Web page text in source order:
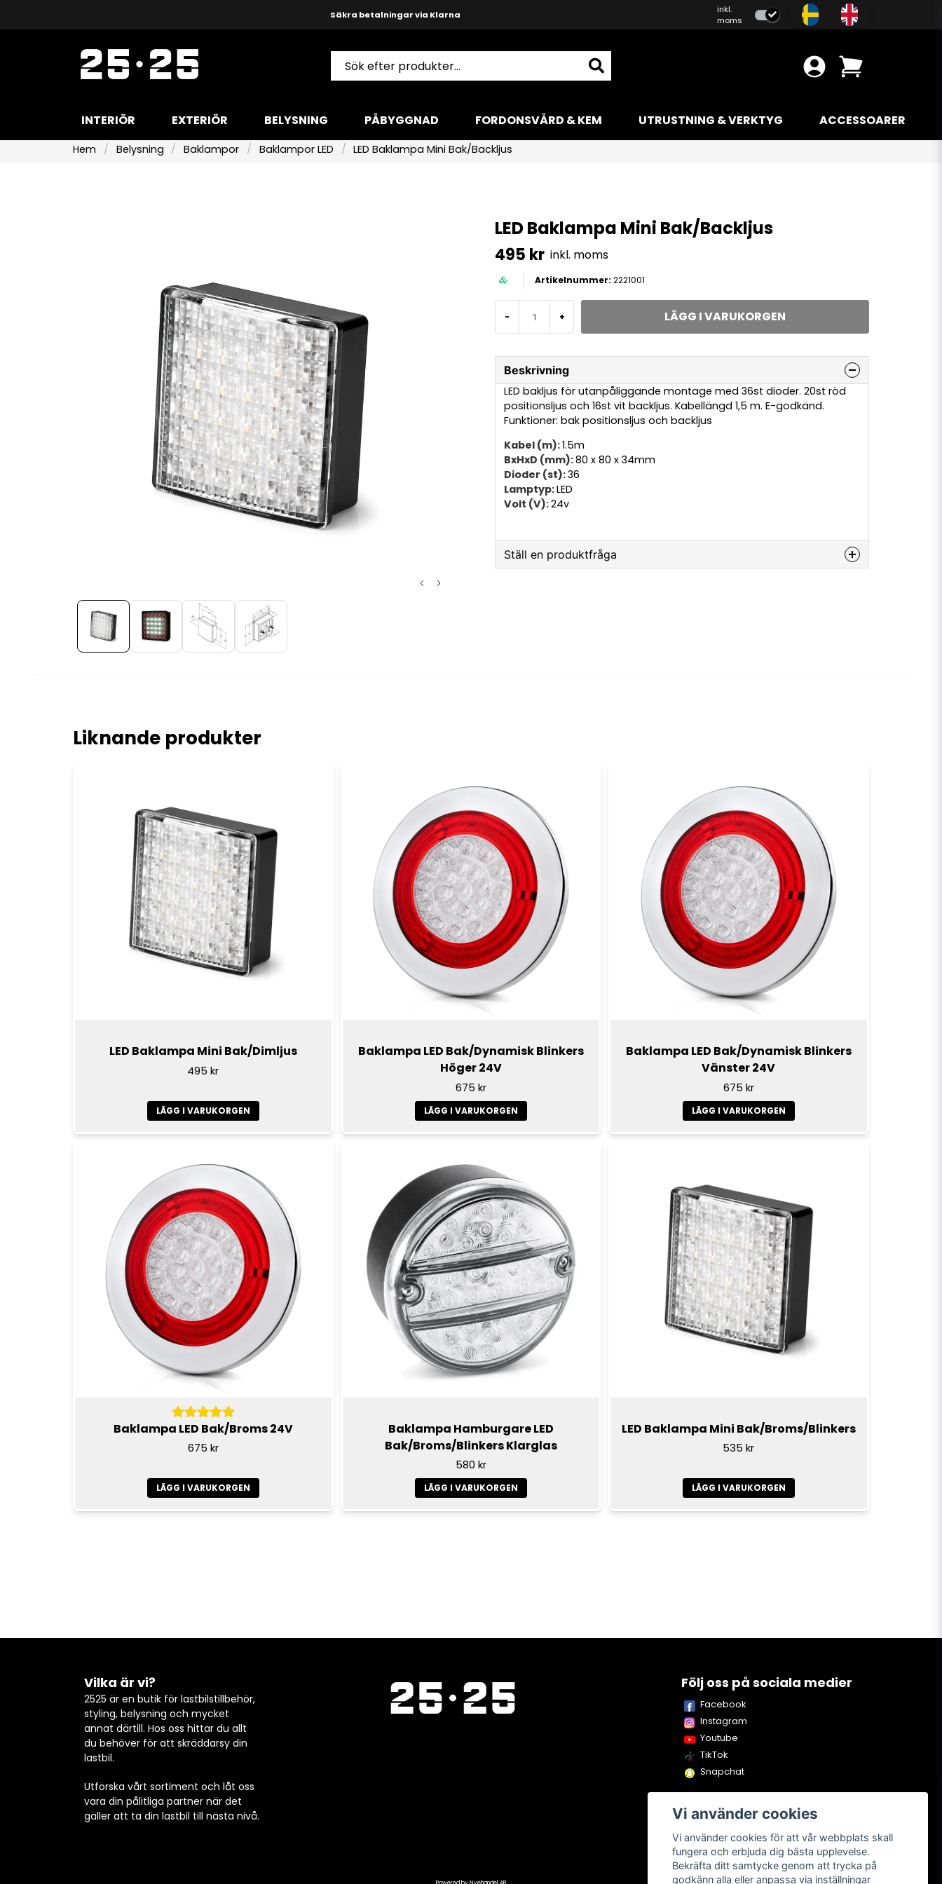
Snabba leveranser med DHL
Produktkunnig och hjälpsam support
inkl.
moms
INTERIÖR EXTERIÖR BELYSNING PÅBYGGNAD FORDONSVÅRD & KEM UTRUSTNING & VERKTYG ACCESSOARER
Hem Belysning Baklampor Baklampor LED LED Baklampa Mini Bak/Backljus
LED Baklampa Mini Bak/Backljus
495 kr inkl. moms
2221001
- + LÄGG I VARUKORGEN
Beskrivning
LED bakljus för utanpåliggande montage med 36st dioder. 20st röd
positionsljus och 16st vit backljus. Kabellängd 1,5 m. E-godkänd.
Funktioner: bak positionsljus och backljus
Kabel (m):1.5m
BxHxD (mm):80 x 80 x 34mm
Dioder (st):36
Lamptyp:LED
Volt (V):24v
Ställ en produktfråga
Skicka fråga
Liknande produkter
LED Baklampa Mini Bak/Dimljus
495 kr
LÄGG I VARUKORGEN
Baklampa LED Bak/Dynamisk Blinkers
Höger 24V
675 kr
LÄGG I VARUKORGEN
Baklampa LED Bak/Dynamisk Blinkers
Vänster 24V
675 kr
LÄGG I VARUKORGEN
Baklampa LED Bak/Broms 24V
675 kr
LÄGG I VARUKORGEN
Baklampa Hamburgare LED
Bak/Broms/Blinkers Klarglas
580 kr
LÄGG I VARUKORGEN
LED Baklampa Mini Bak/Broms/Blinkers
535 kr
LÄGG I VARUKORGEN
Vilka är vi?
2525 är en butik för lastbilstillbehör,
styling, belysning och mycket
annat därtill. Hos oss hittar du allt
du behöver för att skräddarsy din
lastbil.
Utforska vårt sortiment och låt oss
vara din pålitliga partner när det
gäller att ta din lastbil till nästa nivå.
Följ oss på sociala medier
Facebook
Instagram
Youtube
TikTok
Snapchat
Vi använder cookies
Vi använder cookies för att vår webbplats skall
fungera och erbjuda dig bästa upplevelse.
Bekräfta ditt samtycke genom att trycka på
godkänn alla eller anpassa via inställningar